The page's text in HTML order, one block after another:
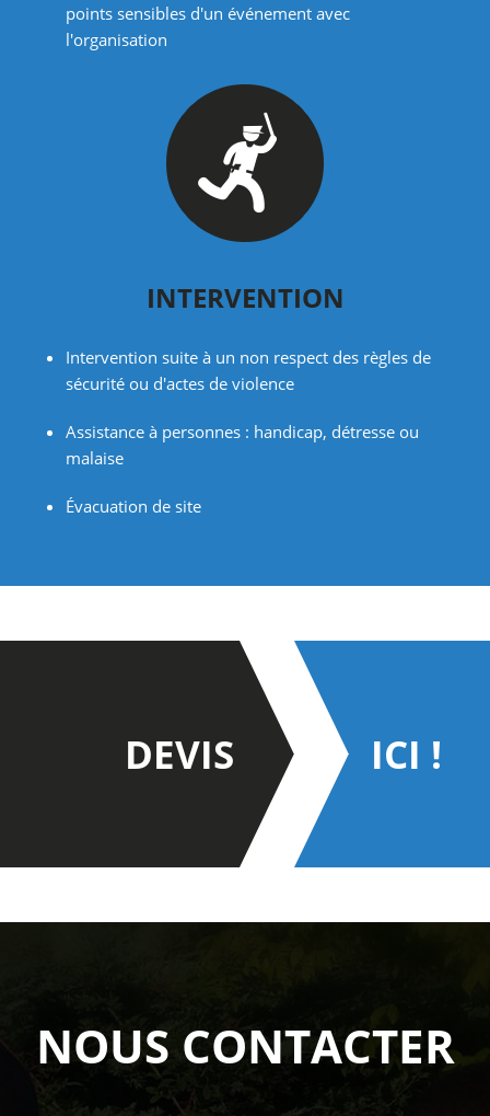
points sensibles d'un événement avec
l'organisation
INTERVENTION
Intervention suite à un non respect des règles de
sécurité ou d'actes de violence
Assistance à personnes : handicap, détresse ou
malaise
Évacuation de site
DEVIS ICI !
NOUS CONTACTER